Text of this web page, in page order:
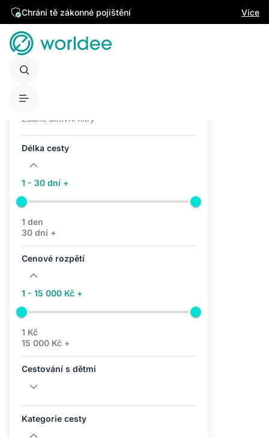
Chrání tě zákonné pojištění Více
Žádné aktivní filtry
Délka cesty
1 - 30 dní +
1 den
30 dní +
Cenové rozpětí
1 - 15 000 Kč +
1 Kč
15 000 Kč +
Cestování s dětmi
Kategorie cesty